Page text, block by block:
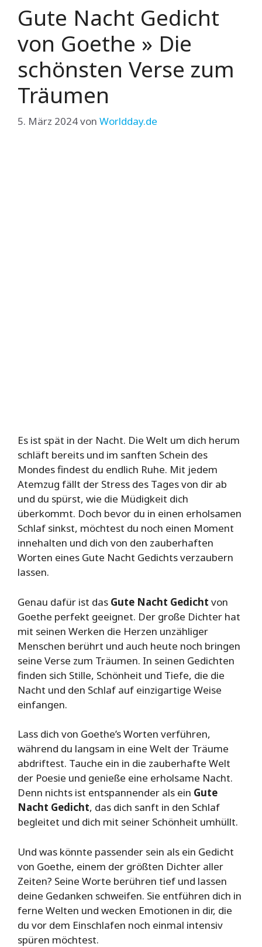
Gute Nacht Gedicht
von Goethe » Die
schönsten Verse zum
Träumen
5. März 2024von Worldday.de
Es ist spät in der Nacht. Die Welt um dich herum
schläft bereits und im sanften Schein des
Mondes findest du endlich Ruhe. Mit jedem
Atemzug fällt der Stress des Tages von dir ab
und du spürst, wie die Müdigkeit dich
überkommt. Doch bevor du in einen erholsamen
Schlaf sinkst, möchtest du noch einen Moment
innehalten und dich von den zauberhaften
Worten eines Gute Nacht Gedichts verzaubern
lassen.
Genau dafür ist das Gute Nacht Gedicht von
Goethe perfekt geeignet. Der große Dichter hat
mit seinen Werken die Herzen unzähliger
Menschen berührt und auch heute noch bringen
seine Verse zum Träumen. In seinen Gedichten
finden sich Stille, Schönheit und Tiefe, die die
Nacht und den Schlaf auf einzigartige Weise
einfangen.
Lass dich von Goethe’s Worten verführen,
während du langsam in eine Welt der Träume
abdriftest. Tauche ein in die zauberhafte Welt
der Poesie und genieße eine erholsame Nacht.
Denn nichts ist entspannender als ein Gute
Nacht Gedicht, das dich sanft in den Schlaf
begleitet und dich mit seiner Schönheit umhüllt.
Und was könnte passender sein als ein Gedicht
von Goethe, einem der größten Dichter aller
Zeiten? Seine Worte berühren tief und lassen
deine Gedanken schweifen. Sie entführen dich in
ferne Welten und wecken Emotionen in dir, die
du vor dem Einschlafen noch einmal intensiv
spüren möchtest.